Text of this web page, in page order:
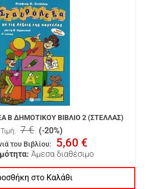
Β ΔΗΜΟΤΙΚΟΥ ΒΙΒΛΙΟ 2 (ΣΤΕΛΛΑΣ)
Τιμή: 7 € (-20%)
του Βιβλίου: 5,60 €
Άμεσα διαθέσιμο
στο Καλάθι